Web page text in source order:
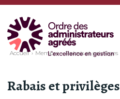
Accueil Membre Rabais et privilèges
Rabais et privilèges